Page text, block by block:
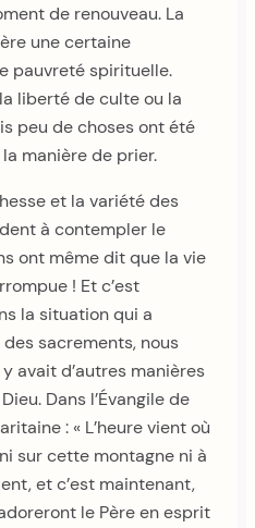
de renouveau. La
une certaine
pauvreté spirituelle.
liberté de culte ou la
peu de choses ont été
manière de prier.
et la variété des
à contempler le
ont même dit que la vie
! Et c’est
la situation qui a
sacrements, nous
y avait d’autres manières
Dans l’Évangile de
: « L’heure vient où
sur cette montagne ni à
et c’est maintenant,
le Père en esprit